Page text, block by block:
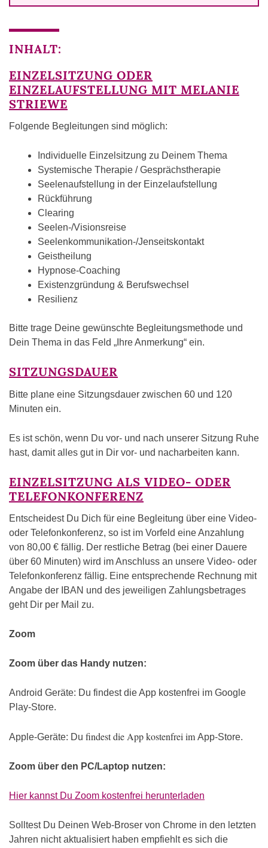
INHALT:
EINZELSITZUNG ODER
EINZELAUFSTELLUNG MIT MELANIE
STRIEWE
Folgende Begleitungen sind möglich:
Individuelle Einzelsitzung zu Deinem Thema
Systemische Therapie / Gesprächstherapie
Seelenaufstellung in der Einzelaufstellung
Rückführung
Clearing
Seelen-/Visionsreise
Seelenkommunikation-/Jenseitskontakt
Geistheilung
Hypnose-Coaching
Existenzgründung & Berufswechsel
Resilienz
Bitte trage Deine gewünschte Begleitungsmethode und
Dein Thema in das Feld „Ihre Anmerkung“ ein.
SITZUNGSDAUER
Bitte plane eine Sitzungsdauer zwischen 60 und 120
Minuten ein.
Es ist schön, wenn Du vor- und nach unserer Sitzung Ruhe
hast, damit alles gut in Dir vor- und nacharbeiten kann.
EINZELSITZUNG ALS VIDEO- ODER
TELEFONKONFERENZ
Entscheidest Du Dich für eine Begleitung über eine Video-
oder Telefonkonferenz, so ist im Vorfeld eine Anzahlung
von 80,00 € fällig. Der restliche Betrag (bei einer Dauere
über 60 Minuten) wird im Anschluss an unsere Video- oder
Telefonkonferenz fällig. Eine entsprechende Rechnung mit
Angabe der IBAN und des jeweiligen Zahlungsbetrages
geht Dir per Mail zu.
Zoom
Zoom über das Handy nutzen:
Android Geräte: Du findest die App kostenfrei im Google
Play-Store.
Apple-Geräte: Du findest die App kostenfrei im App-Store.
Zoom über den PC/Laptop nutzen:
Hier kannst Du Zoom kostenfrei herunterladen
Solltest Du Deinen Web-Broser von Chrome in den letzten
Jahren nicht aktualisiert haben empfiehlt es sich die